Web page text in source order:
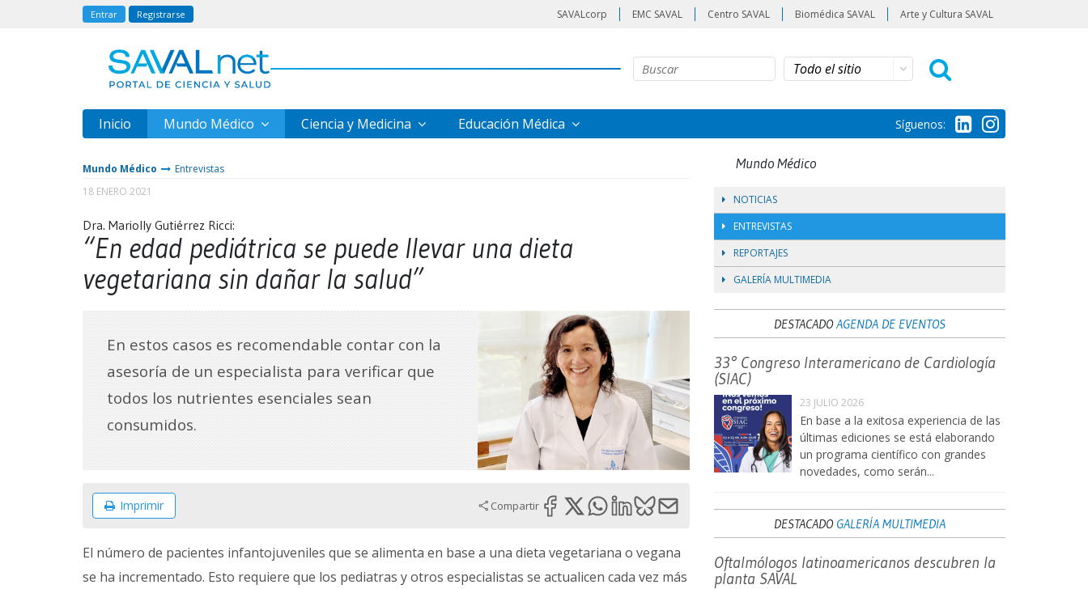
Entrar Registrarse SAVALcorp EMC SAVAL Centro SAVAL Biomédica SAVAL Arte y Cultura SAVAL
Inicio Mundo Médico Ciencia y Medicina Educación Médica Síguenos:
Mundo Médico
Entrevistas
18 ENERO 2021
Dra. Mariolly Gutiérrez Ricci:
“En edad pediátrica se puede llevar una dieta
vegetariana sin dañar la salud”
En estos casos es recomendable contar con la
asesoría de un especialista para verificar que
todos los nutrientes esenciales sean
consumidos.
Imprimir Compartir
El número de pacientes infantojuveniles que se alimenta en base a una dieta vegetariana o vegana
se ha incrementado. Esto requiere que los pediatras y otros especialistas se actualicen cada vez más
Mundo Médico
NOTICIAS
ENTREVISTAS
REPORTAJES
GALERÍA MULTIMEDIA
DESTACADOAGENDA DE EVENTOS
33° Congreso Interamericano de Cardiología
(SIAC)
23 JULIO 2026
En base a la exitosa experiencia de las
últimas ediciones se está elaborando
un programa científico con grandes
novedades, como serán...
DESTACADO GALERÍA MULTIMEDIA
Oftalmólogos latinoamericanos descubren la
planta SAVAL